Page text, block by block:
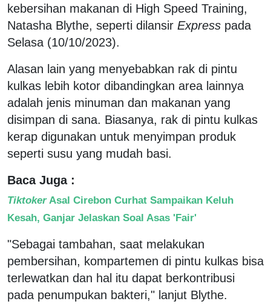
kebersihan makanan di High Speed Training,
Natasha Blythe, seperti dilansir Express pada
Selasa (10/10/2023).
Alasan lain yang menyebabkan rak di pintu
kulkas lebih kotor dibandingkan area lainnya
adalah jenis minuman dan makanan yang
disimpan di sana. Biasanya, rak di pintu kulkas
kerap digunakan untuk menyimpan produk
seperti susu yang mudah basi.
Baca Juga :
TiktokerAsal Cirebon Curhat Sampaikan Keluh
Kesah, Ganjar Jelaskan Soal Asas 'Fair'
"Sebagai tambahan, saat melakukan
pembersihan, kompartemen di pintu kulkas bisa
terlewatkan dan hal itu dapat berkontribusi
pada penumpukan bakteri," lanjut Blythe.